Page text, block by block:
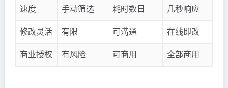
速度 手动筛选 耗时数日 几秒响应
修改灵活 有限 可溝通 在线即改
商业授权 有风险 可商用 全部商用